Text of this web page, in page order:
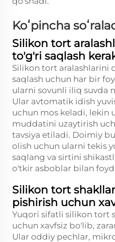
Koʻpincha
Silikon tort
to'g'ri saqlash
Silikon tort aralashlarini
saqlash uchun har bir
ularni sovunli iliq suvda
Ular avtomatik idish
uchun mos keladi, lekin
muddatini uzaytirish
tavsiya etiladi. Doimiy
olish uchun ularni tekis
saqlang va sirtini
o'tkir asboblar bilan
Silikon tort
pishirish uchun
Yuqori sifatli silikon tort
uchun xavfsiz bo'lib,
Ular oddiy pechlar,